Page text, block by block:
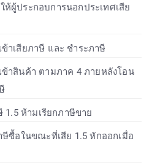
ห้ผู้ประกอบการนอกประเทศเสีย
าเสียภาษี และ ชำระภาษี
ข้าสินค้า ตามภาค 4 ภายหลังโอน
1.5 ห้ามเรียกภาษีขาย
ษีซื้อในขณะที่เสีย 1.5 หักออกเมื่อ